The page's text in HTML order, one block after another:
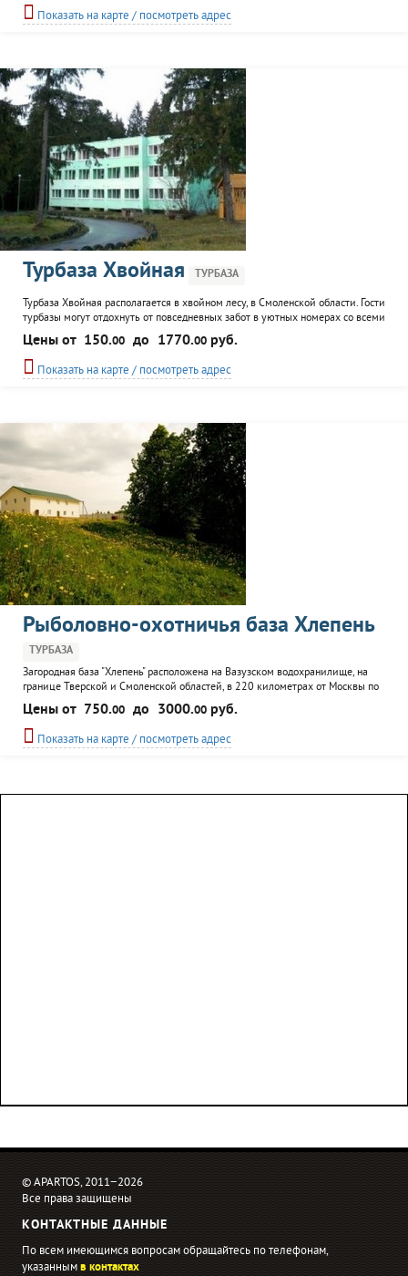
вездеходов и водных средсв. Професcионалы помогут полностью
подготовиться к охоте и...
Показать на карте / посмотреть адрес
Турбаза Хвойная ТУРБАЗА
Турбаза Хвойная располагается в хвойном лесу, в Смоленской области. Гости
турбазы могут отдохнуть от повседневных забот в уютных номерах со всеми
удобствами. Автопарковка, сауна, бильярд, буфет - в распоряжении
посетителей турбазы.
Цены от 150.00 до 1770.00 руб.
Показать на карте / посмотреть адрес
Рыболовно-охотничья база Хлепень
ТУРБАЗА
Загородная база "Хлепень" расположена на Вазузском водохранилище, на
границе Тверской и Смоленской областей, в 220 километрах от Москвы по
Новорижскому шоссе. Водохранилище протяженностью 80 км и шириной 2
км, максимальная глубина - 30 м, средняя - 5 м. Допускается использование
водо-маторной техники. Вместимость - 35 человек, номера: 8-местный
"эконом", 2, 3, 4-местные...
Цены от 750.00 до 3000.00 руб.
Показать на карте / посмотреть адрес
© APARTOS, 2011−2026
Все права защищены
КОНТАКТНЫЕ ДАННЫЕ
По всем имеющимся вопросам обращайтесь по телефонам,
указаннымв контактах